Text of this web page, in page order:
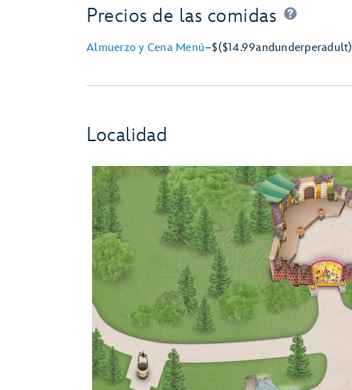
Precios de las comidas
Almuerzo y Cena Menú–$($14.99andunderperadult)
Localidad